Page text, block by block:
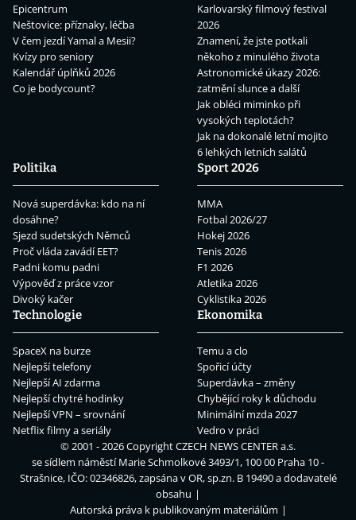
Epicentrum
Neštovice: příznaky, léčba
V čem jezdí Yamal a Mesii?
Kvízy pro seniory
Kalendář úplňků 2026
Co je bodycount?
Karlovarský filmový festival
2026
Znamení, že jste potkali
někoho z minulého života
Astronomické úkazy 2026:
zatmění slunce a další
Jak obléci miminko při
vysokých teplotách?
Jak na dokonalé letní mojito
6 lehkých letních salátů
Politika
Nová superdávka: kdo na ní
dosáhne?
Sjezd sudetských Němců
Proč vláda zavádí EET?
Padni komu padni
Výpověď z práce vzor
Divoký kačer
Sport 2026
MMA
Fotbal 2026/27
Hokej 2026
Tenis 2026
F1 2026
Atletika 2026
Cyklistika 2026
Technologie
SpaceX na burze
Nejlepší telefony
Nejlepší AI zdarma
Nejlepší chytré hodinky
Nejlepší VPN – srovnání
Netflix filmy a seriály
Ekonomika
Temu a clo
Spořicí účty
Superdávka – změny
Chybějící roky k důchodu
Minimální mzda 2027
Vedro v práci
© 2001 - 2026 CopyrightCZECH NEWS CENTER a.s.
se sídlem náměstí Marie Schmolkové 3493/1, 100 00 Praha 10 -
Strašnice, IČO: 02346826, zapsána v OR, sp.zn. B 19490 a dodavatelé
obsahu
Autorská práva k publikovaným materiálům